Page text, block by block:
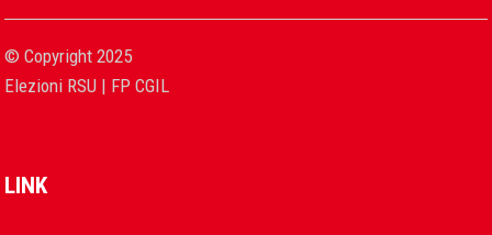
© Copyright 2025
Elezioni RSU | FP CGIL
LINK